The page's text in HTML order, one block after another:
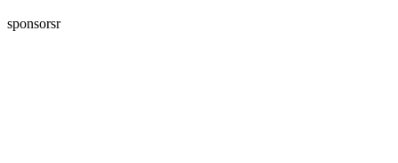
sponsorsr